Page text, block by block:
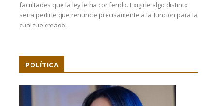
facultades que la ley le ha conferido. Exigirle algo distinto
sería pedirle que renuncie precisamente a la función para la
cual fue creado.
POLÍTICA